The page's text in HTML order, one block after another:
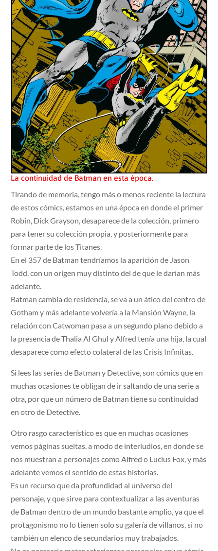
La continuidad de Batman en esta época.
Tirando de memoria, tengo más o menos reciente la lectura
de estos cómics, estamos en una época en donde el primer
Robin, Dick Grayson, desaparece de la colección, primero
para tener su colección propia, y posteriormente para
formar parte de los Titanes.
En el 357 de Batman tendríamos la aparición de Jason
Todd, con un origen muy distinto del de que le darían más
adelante.
Batman cambia de residencia, se va a un ático del centro de
Gotham y más adelante volvería a la Mansión Wayne, la
relación con Catwoman pasa a un segundo plano debido a
la presencia de Thalia Al Ghul y Alfred tenía una hija, la cual
desaparece como efecto colateral de las Crisis Infinitas.
Si lees las series de Batman y Detective, son cómics que en
muchas ocasiones te obligan de ir saltando de una serie a
otra, por que un número de Batman tiene su continuidad
en otro de Detective.
Otro rasgo característico es que en muchas ocasiones
vemos páginas sueltas, a modo de interludios, en donde se
nos muestran a personajes como Alfred o Lucius Fox, y más
adelante vemos el sentido de estas historias.
Es un recurso que da profundidad al universo del
personaje, y que sirve para contextualizar a las aventuras
de Batman dentro de un mundo bastante amplio, ya que el
protagonismo no lo tienen solo su galería de villanos, si no
también un elenco de secundarios muy trabajados.